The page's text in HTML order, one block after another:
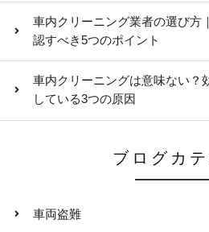
車内クリーニング業者の選び方
認すべき5つのポイント
車内クリーニングは意味ない？
している3つの原因
ブログカテ
車両盗難